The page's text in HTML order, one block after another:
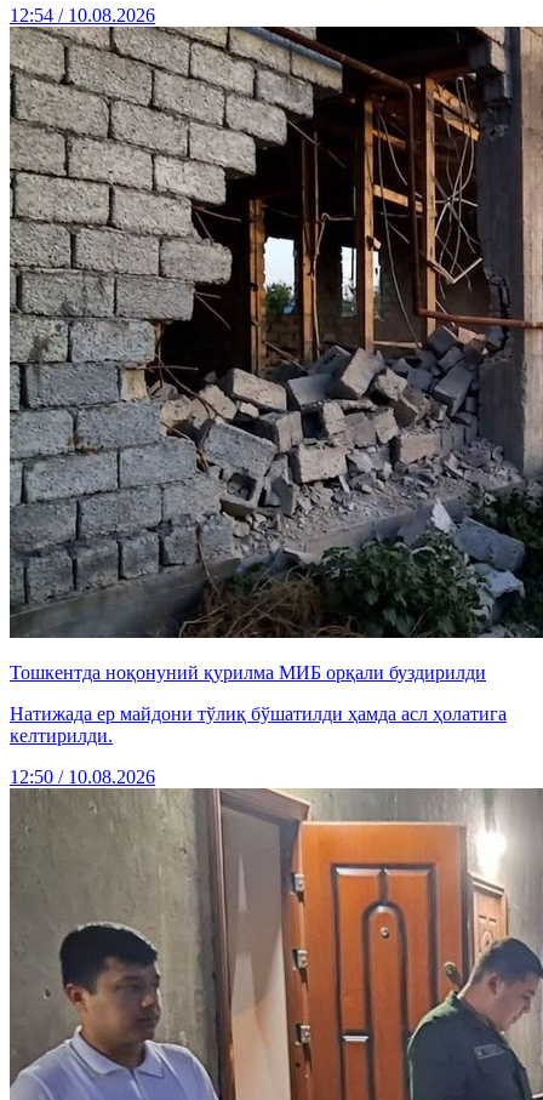
12:54 / 10.08.2026
Тошкентда ноқонуний қурилма МИБ орқали буздирилди
Натижада ер майдони тўлиқ бўшатилди ҳамда асл ҳолатига
келтирилди.
12:50 / 10.08.2026